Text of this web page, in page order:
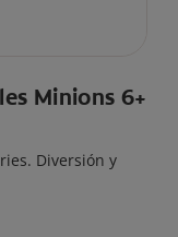
Minions 6+
Diversión y